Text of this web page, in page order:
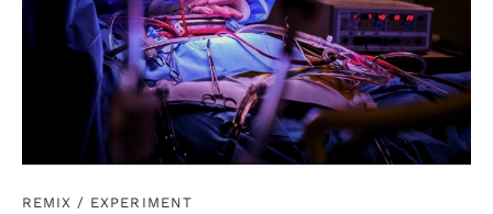
REMIX / EXPERIMENT